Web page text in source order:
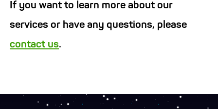
If you want to learn more about our
services or have any questions, please
contact us.